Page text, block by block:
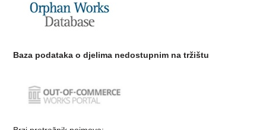
Baza podataka o djelima nedostupnim na tržištu